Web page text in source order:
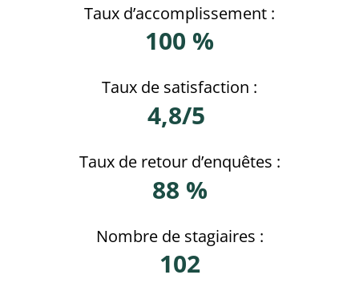
Nombre de stagiaires :
102
Taux de retour d’enquêtes :
88 %
Taux de satisfaction :
4,8/5
Taux d’accomplissement :
100 %